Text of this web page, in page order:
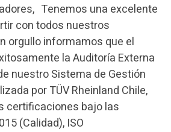
Tenemos una excelente
con todos nuestros
orgullo informamos que el
la Auditoría Externa
nuestro Sistema de Gestión
por TÜV Rheinland Chile,
certificaciones bajo las
(Calidad), ISO